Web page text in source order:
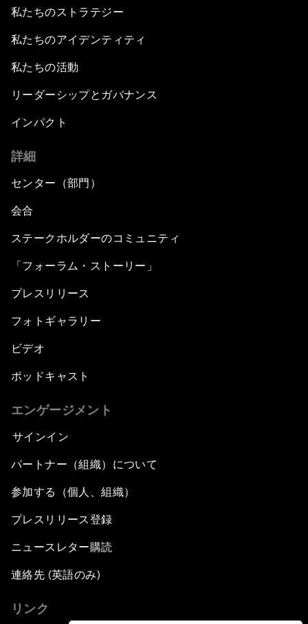
私たちのストラテジー
私たちのアイデンティティ
私たちの活動
リーダーシップとガバナンス
インパクト
詳細
センター（部門）
会合
ステークホルダーのコミュニティ
「フォーラム・ストーリー」
プレスリリース
フォトギャラリー
ビデオ
ポッドキャスト
エンゲージメント
サインイン
パートナー（組織）について
参加する（個人、組織）
プレスリリース登録
ニュースレター購読
連絡先 (英語のみ)
リンク